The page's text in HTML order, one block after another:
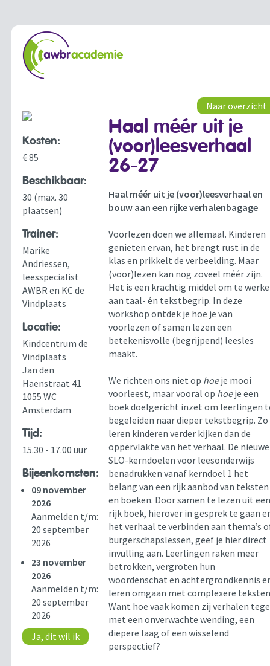
Kosten:
€ 85
Beschikbaar:
30 (max. 30
plaatsen)
Trainer:
Marike
Andriessen,
leesspecialist
AWBR en KC de
Vindplaats
Locatie:
Kindcentrum de
Vindplaats
Jan den
Haenstraat 41
1055 WC
Amsterdam
Tijd:
15.30 - 17.00 uur
Bijeenkomsten:
09 november
2026
Aanmelden t/m:
20 september
2026
23 november
2026
Aanmelden t/m:
20 september
2026
Ja, dit wil ik
Naar overzicht
Haal méér uit je
(voor)leesverhaal
26-27
Haal méér uit je (voor)leesverhaal en
bouw aan een rijke verhalenbagage
Voorlezen doen we allemaal. Kinderen
genieten ervan, het brengt rust in de
klas en prikkelt de verbeelding. Maar
(voor)lezen kan nog zoveel méér zijn.
Het is een krachtig middel om te
aan taal- én tekstbegrip. In deze
workshop ontdek je hoe je van
voorlezen of samen lezen een
betekenisvolle (begrijpend) leesles
maakt.
We richten ons niet op hoeje mooi
voorleest, maar vooral op hoeje een
boek doelgericht inzet om leerlingen
begeleiden naar dieper tekstbegrip. Zo
leren kinderen verder kijken dan de
oppervlakte van het verhaal. De nieuwe
SLO-kerndoelen voor leesonderwijs
benadrukken vanaf kerndoel 1 het
belang van een rijk aanbod van teksten
en boeken. Door samen te lezen uit
rijk boek, hierover in gesprek te gaan
het verhaal te verbinden aan thema’s
burgerschapslessen, geef je hier direct
invulling aan. Leerlingen raken meer
betrokken, vergroten hun
woordenschat en achtergrondkennis
leren omgaan met complexere
Want hoe vaak komen zij verhalen
met een onverwachte wending, een
diepere laag of een wisselend
perspectief?